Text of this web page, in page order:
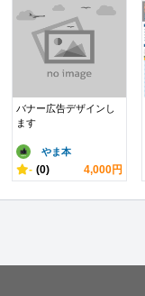
バナー広告デザインし
ます
やま本
- (0) 4,000円